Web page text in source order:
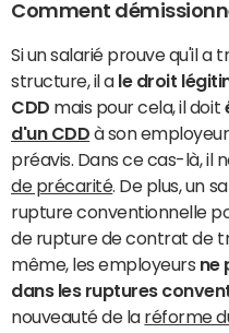
Comment
Si un salarié prouve qu'il a
structure, il a le droit
CDD mais pour cela, il doit
d'un CDD à son
préavis. Dans ce cas-là, il
de précarité. De plus, un
rupture conventionnelle
de rupture de contrat de
même, les employeurs ne
dans les ruptures
nouveauté de la réforme